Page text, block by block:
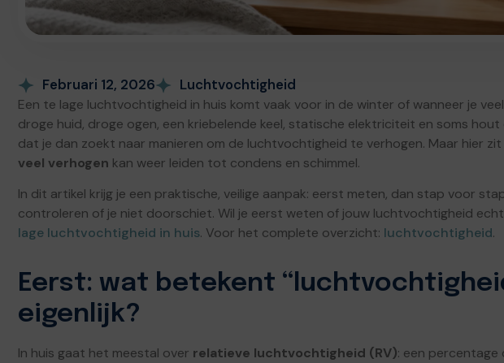
Februari 12, 2026 Luchtvochtigheid
Een te lage luchtvochtigheid in huis komt vaak voor in de winter of wanneer je
droge huid, droge ogen, een kriebelende keel, statische elektriciteit en soms hout
dat je dan zoekt naar manieren om de luchtvochtigheid te verhogen. Maar hier zit
veel verhogen kan weer leiden tot condens en schimmel.
In dit artikel krijg je een praktische, veilige aanpak: eerst meten, dan stap voor
controleren of je niet doorschiet. Wil je eerst weten of jouw luchtvochtigheid echt
lage luchtvochtigheid in huis. Voor het complete overzicht: luchtvochtigheid.
Eerst: wat betekent
eigenlijk?
In huis gaat het meestal over relatieve luchtvochtigheid (RV): een